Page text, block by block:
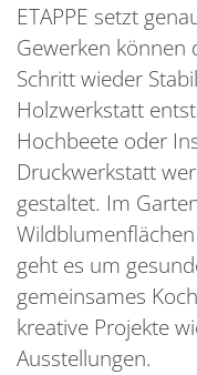
ETAPPE setzt
Gewerken können
Schritt wieder
Holzwerkstatt
Hochbeete oder
Druckwerkstatt
gestaltet. Im
geht es um
gemeinsames
kreative Projekte
Ausstellungen.